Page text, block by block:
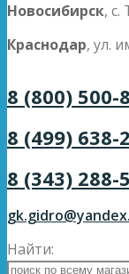
Новосибирск, с.
Краснодар, ул.
8 (800) 500-
8 (499) 638-
8 (343) 288-
Найти: